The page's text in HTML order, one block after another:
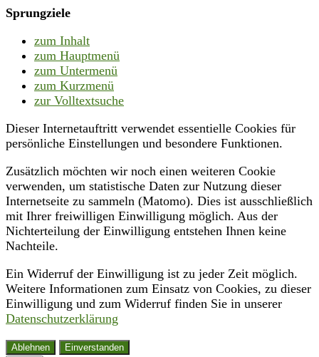
Sprungziele
zum Inhalt
zum Hauptmenü
zum Untermenü
zum Kurzmenü
zur Volltextsuche
Dieser Internetauftritt verwendet essentielle Cookies für
persönliche Einstellungen und besondere Funktionen.
Zusätzlich möchten wir noch einen weiteren Cookie
verwenden, um statistische Daten zur Nutzung dieser
Internetseite zu sammeln (Matomo). Dies ist ausschließlich
mit Ihrer freiwilligen Einwilligung möglich. Aus der
Nichterteilung der Einwilligung entstehen Ihnen keine
Nachteile.
Ein Widerruf der Einwilligung ist zu jeder Zeit möglich.
Weitere Informationen zum Einsatz von Cookies, zu dieser
Einwilligung und zum Widerruf finden Sie in unserer
Datenschutzerklärung
Ablehnen
Einverstanden